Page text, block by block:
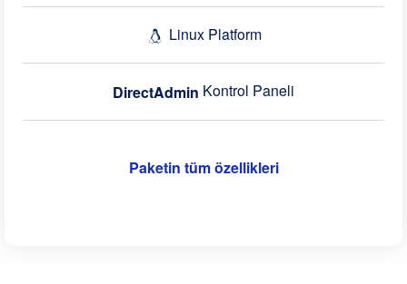
Linux Platform
DirectAdmin Kontrol Paneli
Paketin tüm özellikleri